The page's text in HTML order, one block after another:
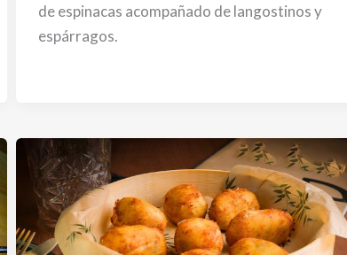
de espinacas acompañado de langostinos y
espárragos.